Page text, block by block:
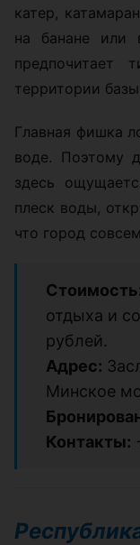
катер,
на банане или
предпочитает
территории
Главная фишка
воде. Поэтому
здесь
плеск воды,
что город
отдыха и
рублей.
Адрес:
Минское
Контакты: